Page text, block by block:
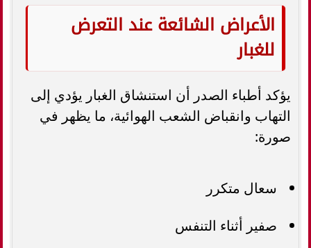
الأعراض الشائعة عند التعرض
للغبار
يؤكد أطباء الصدر أن استنشاق الغبار يؤدي إلى
التهاب وانقباض الشعب الهوائية، ما يظهر في
صورة:
سعال متكرر
صفير أثناء التنفس